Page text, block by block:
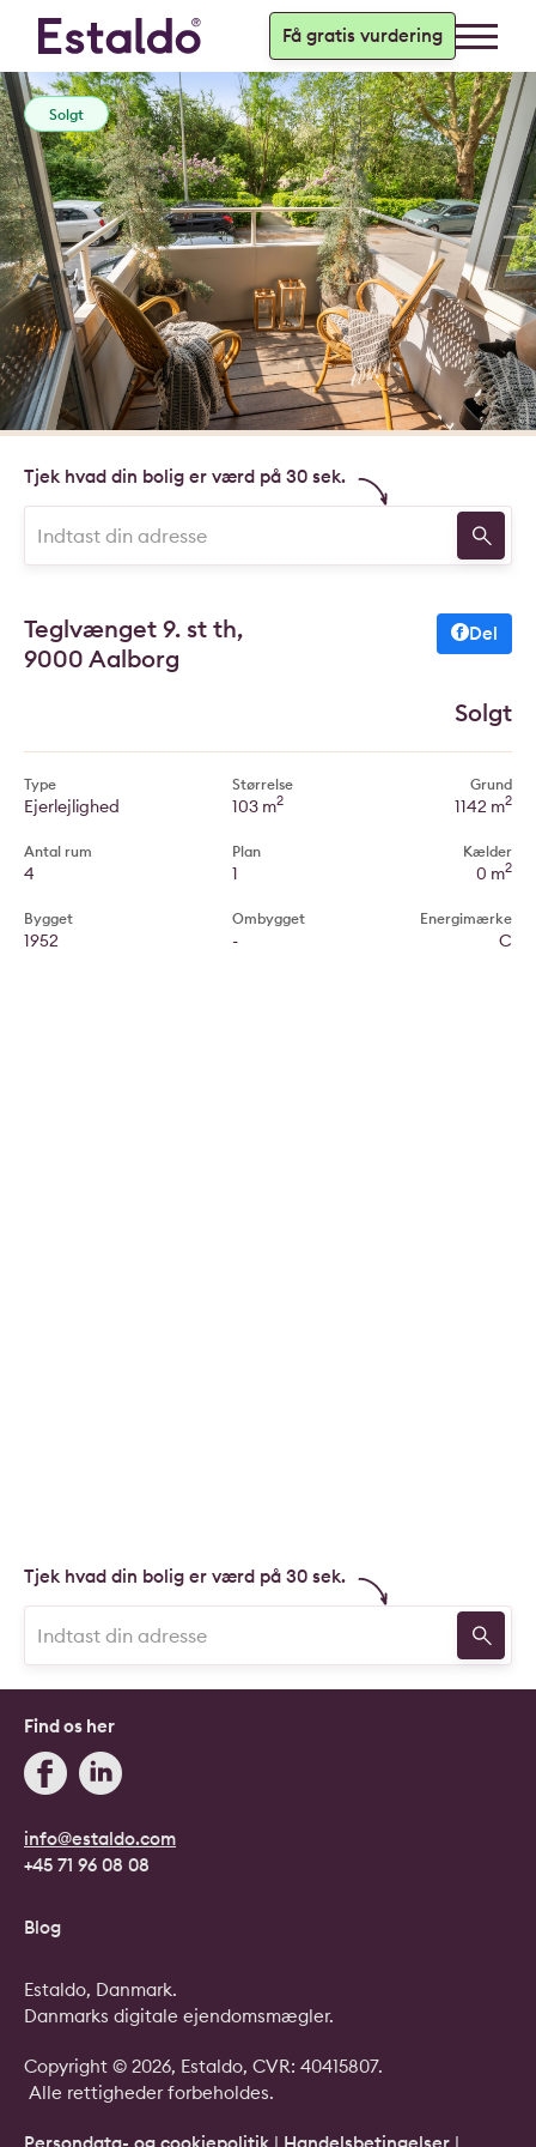
Få gratis vurdering
Solgt
Tjek hvad din bolig er værd på 30 sek.
Teglvænget 9. st th,
9000 Aalborg
Del
Solgt
Type
Ejerlejlighed
Antal rum
4
Bygget
1952
Størrelse
103 m2
Plan
1
Ombygget
-
Grund
1142 m2
Kælder
0 m2
Energimærke
C
Tjek hvad din bolig er værd på 30 sek.
info@estaldo.com
+45 71 96 08 08
Find os her
Blog
Copyright © 2026, Estaldo, CVR: 40415807.
Alle rettigheder forbeholdes.
Persondata- og cookiepolitik | Handelsbetingelser |
Estaldo, Danmark.
Danmarks digitale ejendomsmægler.